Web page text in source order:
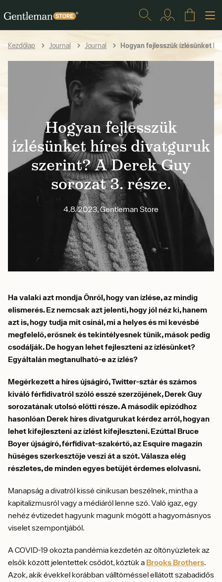
Kezdőlap Journal Journal Hogyan fejlesszük ízlésünket
Hogyan fejlesszük
ízlésünket híres divatguruk
szerint? A Derek Guy
sorozat 3. része.
4.8. 2023, Gentleman Store
Ha valaki azt mondja Önről, hogy van ízlése, az mindig
elismerés. Ez nemcsak azt jelenti, hogy jól néz ki, hanem
azt is, hogy tudja mit csinál, mi a helyes és mi kevésbé
megfelelő, erősnek és tekintélyesnek tűnik, mások pedig
csodálják. De hogyan lehet fejleszteni az ízlésünket?
Egyáltalán megtanulható-e az ízlés?
Megérkezett a híres újságíró, Twitter-sztár és számos
kiváló férfidivatról szóló esszé szerzőjének, Derek Guy
sorozatának utolsó előtti része. A második epizódhoz
hasonlóan Derek híres divatgurukat kérdez arról, hogyan
lehet kifejleszteni az ízlést kifejleszteni. Ezúttal Bruce
Boyer újságíró, férfidivat-szakértő, az Esquire magazin
hűséges szerkesztője veszi át a szót. Válasza elég
részletes, de minden egyes betűjét érdemes elolvasni.
Manapság a divatról kissé cinikusan beszélnek, mintha a
kapitalizmusról vagy a médiáról lenne szó. Való igaz, egy
nehéz évtizedet hagyunk magunk mögött a hagyomásnyos
viselet szempontjából.
A COVID-19 okozta pandémia kezdetén az öltönyüzletek az
elsők között jelentettek csődöt, köztük a Brooks Brothers.
Azok, akik évekkel korábban válltöméssel ellátott szabadidős